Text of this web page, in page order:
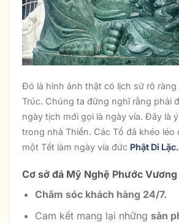
Đó là hình ảnh thật có lịch sử rõ ràng
Trúc. Chúng ta đừng nghĩ rằng phải
ngày tịch mới gọi là ngày vía. Đây là
trong nhà Thiền. Các Tổ đã khéo léo
một Tết làm ngày vía đức Phật Di Lặc.
Cơ sở đá Mỹ Nghệ Phước Vương
Chăm sóc khách hàng 24/7.
Cam kết mang lại những sản